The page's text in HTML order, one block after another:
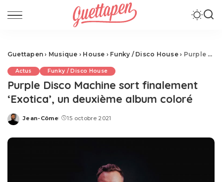
Guettapen › Musique › House › Funky / Disco House› Purple Disco Machine sort finalement ‘Exotica’, un deuxième album coloré
Actus Funky / Disco House
Purple Disco Machine sort finalement
‘Exotica’, un deuxième album coloré
Posted
Jean-Côme 15 octobre 2021